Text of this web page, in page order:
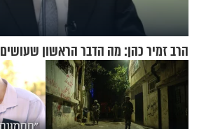
הרב זמיר כהן: מה הדבר הראשון